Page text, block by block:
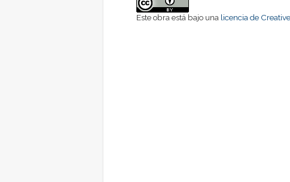
Este obra está bajo una licencia de